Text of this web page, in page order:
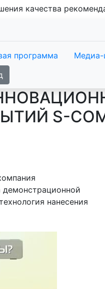
качества
программа
Медиа-
S-
демонстрационной
нанесения